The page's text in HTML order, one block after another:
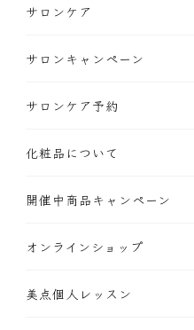
サロンケア
サロンキャンペーン
サロンケア予約
化粧品について
開催中商品キャンペーン
オンラインショップ
美点個人レッスン